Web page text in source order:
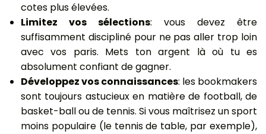
cotes plus élevées.
Limitez vos sélections: vous devez être
suffisamment discipliné pour ne pas aller trop loin
avec vos paris. Mets ton argent là où tu es
absolument confiant de gagner.
Développez vos connaissances: les bookmakers
sont toujours astucieux en matière de football, de
basket-ball ou de tennis. Si vous maîtrisez un sport
moins populaire (le tennis de table, par exemple),